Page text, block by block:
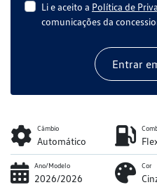
Li e aceito a Política de
comunicações da
Entrar
Câmbio
Automático
Ano/Modelo
2026/2026
Cor